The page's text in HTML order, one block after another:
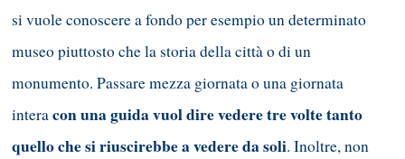
si vuole conoscere a fondo per esempio un determinato
museo piuttosto che la storia della città o di un
monumento. Passare mezza giornata o una giornata
interacon una guida vuol dire vedere tre volte tanto
quello che si riuscirebbe a vedere da soli. Inoltre, non